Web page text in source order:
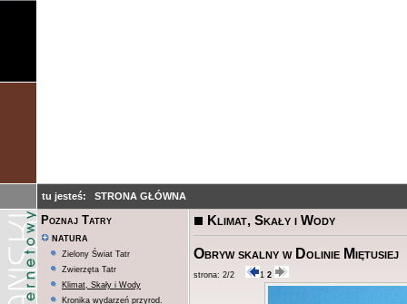
tu jesteś: STRONA GŁÓWNA
Poznaj Tatry
NATURA
Zielony Świat Tatr
Zwierzęta Tatr
Klimat, Skały i Wody
Kronika wydarzeń przyrod.
Klimat, Skały i Wody
Obryw skalny w Dolinie Miętusiej
strona: 2/2 1 2